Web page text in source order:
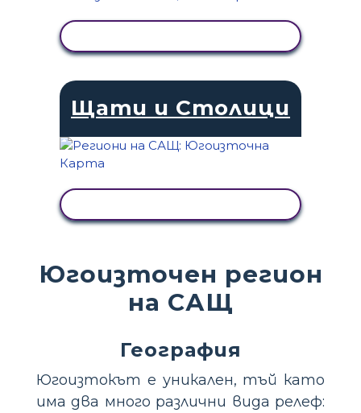
Щати и Столици
Югоизточен регион
на САЩ
География
Югоизтокът е уникален, тъй като
има два много различни вида релеф: